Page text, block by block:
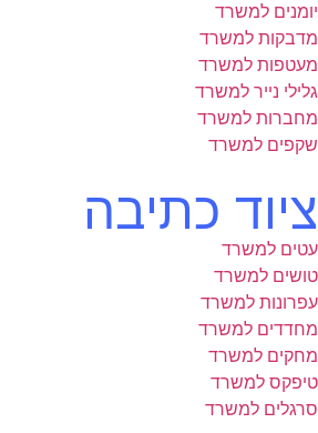
יומנים למשרד
מדבקות למשרד
מעטפות למשרד
גלילי נייר למשרד
מחברות למשרד
שקפים למשרד
ציוד כתיבה
עטים למשרד
טושים למשרד
עפרונות למשרד
מחדדים למשרד
מחקים למשרד
טיפקס למשרד
סרגלים למשרד